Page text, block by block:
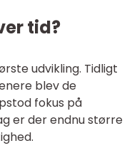
tid?
udvikling. Tidligt
blev de
fokus på
er der endnu større